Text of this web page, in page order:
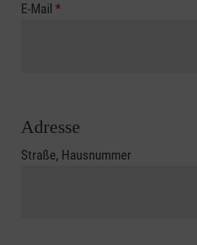
E-Mail *
Adresse
Straße, Hausnummer